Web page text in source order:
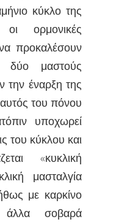
κύκλο της
ορμονικές
προκαλέσουν
μαστούς
την έναρξη της
του πόνου
υποχωρεί
του κύκλου και
«κυκλική
μασταλγία
με καρκίνο
σοβαρά